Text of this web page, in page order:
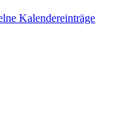
Kalendereinträge